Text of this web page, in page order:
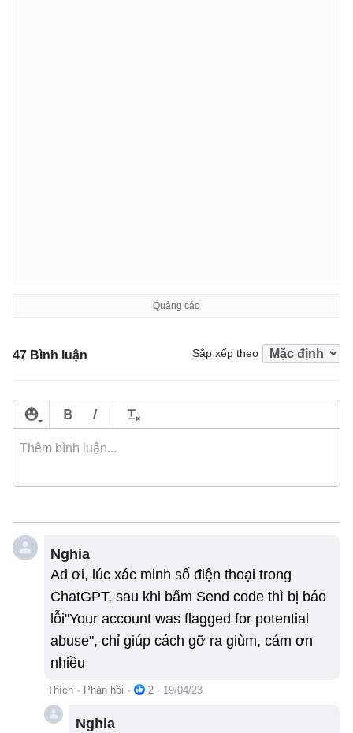
47 Bình luận Sắp xếp theo
Nghia
Ad ơi, lúc xác minh số điện thoại trong
ChatGPT, sau khi bấm Send code thì bị báo
lỗi"Your account was flagged for potential
abuse", chỉ giúp cách gỡ ra giùm, cám ơn
nhiều
Thích · Phản hồi · 2 · 19/04/23
Nghia